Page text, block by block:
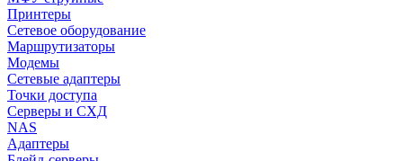
Принтеры
Сетевое оборудование
Маршрутизаторы
Модемы
Сетевые адаптеры
Точки доступа
Серверы и СХД
NAS
Адаптеры